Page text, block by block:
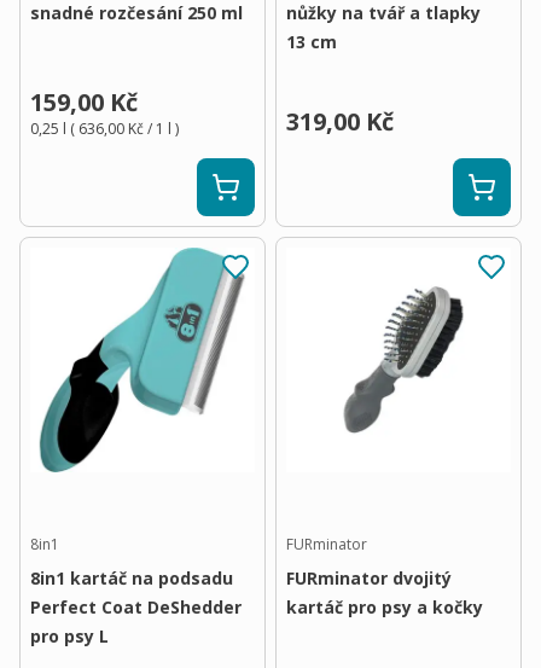
snadné rozčesání 250 ml
159,00 Kč
0,25 l ( 636,00 Kč/ 1 l )
nůžky na tvář a tlapky
13 cm
319,00 Kč
8in1
8in1 kartáč na podsadu
Perfect Coat DeShedder
pro psy L
FURminator
FURminator dvojitý
kartáč pro psy a kočky